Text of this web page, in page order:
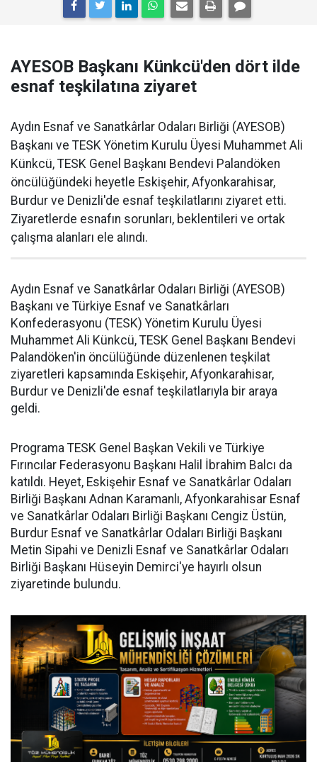
AYESOB Başkanı Künkcü'den dört ilde
esnaf teşkilatına ziyaret
Aydın Esnaf ve Sanatkârlar Odaları Birliği (AYESOB)
Başkanı ve TESK Yönetim Kurulu Üyesi Muhammet Ali
Künkcü, TESK Genel Başkanı Bendevi Palandöken
öncülüğündeki heyetle Eskişehir, Afyonkarahisar,
Burdur ve Denizli'de esnaf teşkilatlarını ziyaret etti.
Ziyaretlerde esnafın sorunları, beklentileri ve ortak
çalışma alanları ele alındı.
Aydın Esnaf ve Sanatkârlar Odaları Birliği (AYESOB)
Başkanı ve Türkiye Esnaf ve Sanatkârları
Konfederasyonu (TESK) Yönetim Kurulu Üyesi
Muhammet Ali Künkcü, TESK Genel Başkanı Bendevi
Palandöken'in öncülüğünde düzenlenen teşkilat
ziyaretleri kapsamında Eskişehir, Afyonkarahisar,
Burdur ve Denizli'de esnaf teşkilatlarıyla bir araya
geldi.
Programa TESK Genel Başkan Vekili ve Türkiye
Fırıncılar Federasyonu Başkanı Halil İbrahim Balcı da
katıldı. Heyet, Eskişehir Esnaf ve Sanatkârlar Odaları
Birliği Başkanı Adnan Karamanlı, Afyonkarahisar Esnaf
ve Sanatkârlar Odaları Birliği Başkanı Cengiz Üstün,
Burdur Esnaf ve Sanatkârlar Odaları Birliği Başkanı
Metin Sipahi ve Denizli Esnaf ve Sanatkârlar Odaları
Birliği Başkanı Hüseyin Demirci'ye hayırlı olsun
ziyaretinde bulundu.